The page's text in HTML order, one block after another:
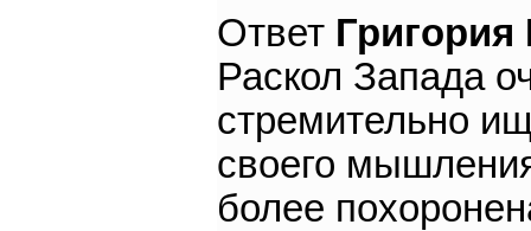
Ответ
Раскол Запада
стремительно
своего
более